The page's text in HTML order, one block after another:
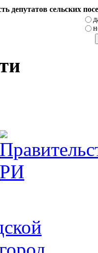
депутатов сельских